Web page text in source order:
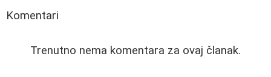
Komentari
Trenutno nema komentara za ovaj članak.